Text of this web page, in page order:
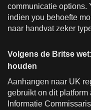
communicatie options.
indien you behoefte
naar handvat zeker
Volgens de Britse
houden
Aanhangen naar UK
gebruikt on dit
Informatie